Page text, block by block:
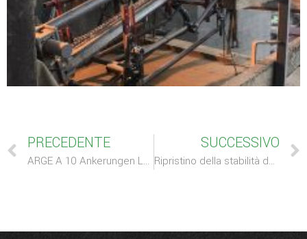
PRECEDENTE
ARGE A 10 Ankerungen L23/30 – realizzazione tiranti lungo le pile dell’autostrada A10
SUCCESSIVO
Ripristino della stabilità della sponda sinistra del fiume Livenza